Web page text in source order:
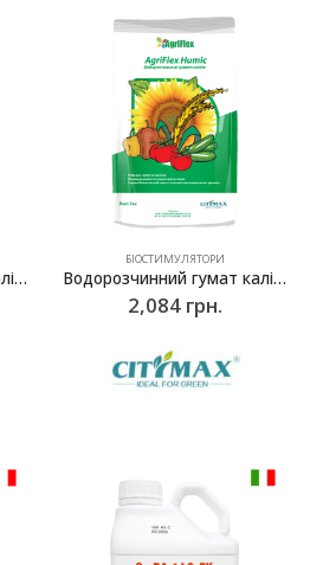
Водорозчинний гумат калію Агріфлекс Хюмік (Agriflex Humic) – 25 кг
БІОСТИМУЛЯТОРИ
Водорозчинний гумат калію Агріфлекс Хюмік (Agriflex Humic) – 5 кг
2,084 грн.